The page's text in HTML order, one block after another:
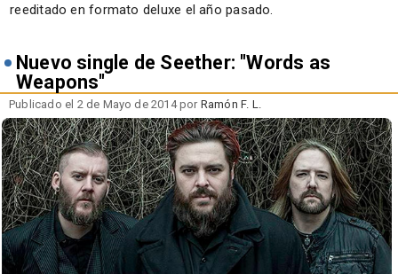
reeditado en formato deluxe el año pasado.
Nuevo single de Seether: "Words as
Weapons"
Publicado el 2 de Mayo de 2014 por Ramón F. L.